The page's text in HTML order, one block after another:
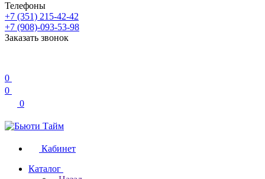
Телефоны
+7 (351) 215-42-42
+7 (908)-093-53-98
Заказать звонок
0
0
0
Кабинет
Каталог